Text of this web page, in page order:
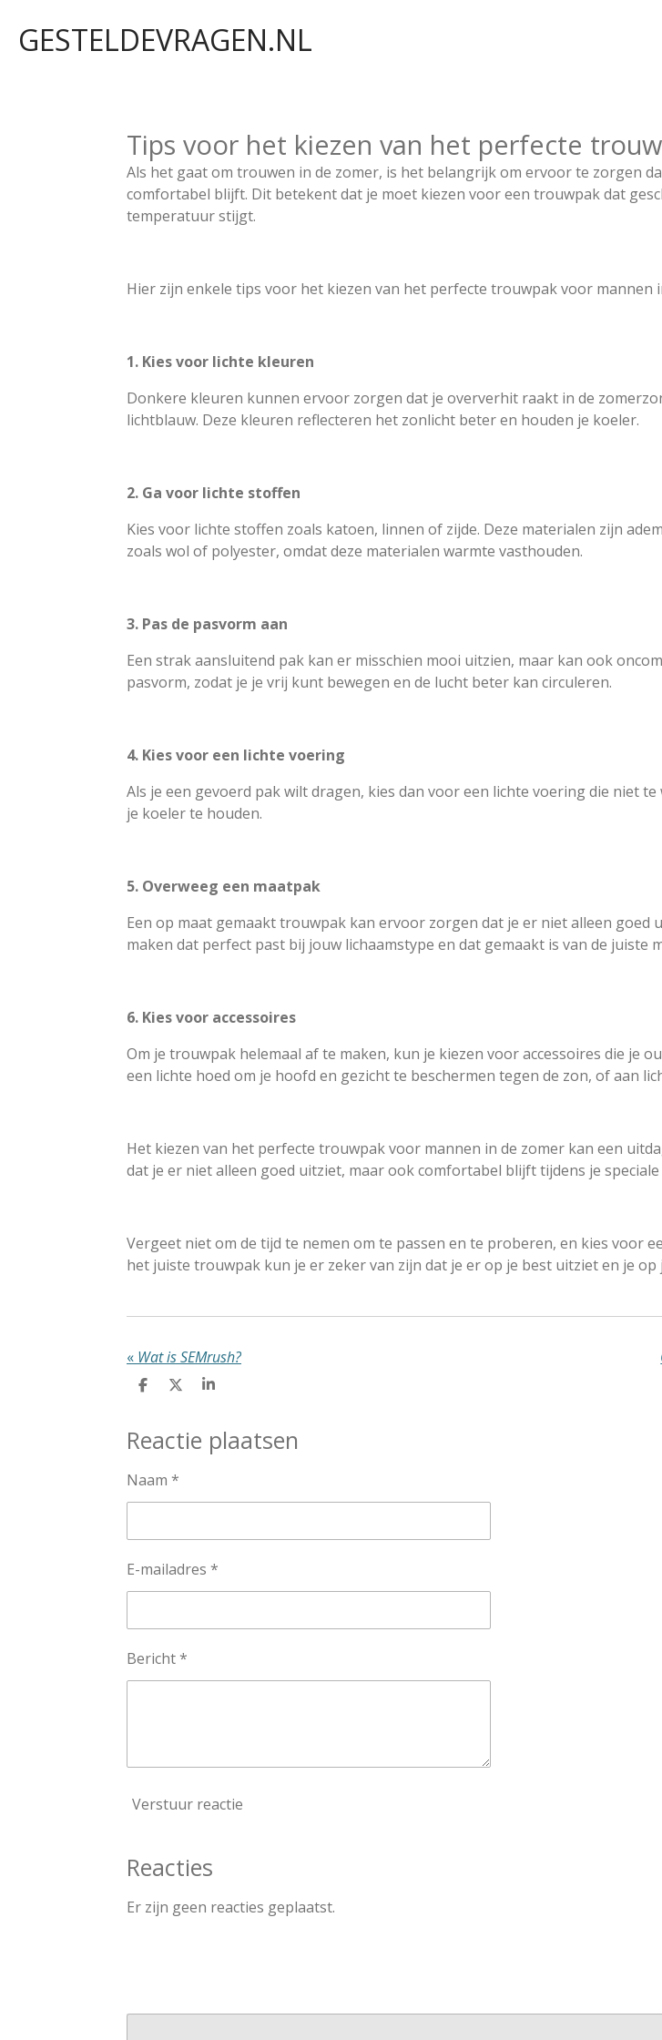
direct
GESTELDEVRAGEN.NL
Tips voor het kiezen van het perfecte
Als het gaat om trouwen in de zomer, is het belangrijk om ervoor te zorgen
comfortabel blijft. Dit betekent dat je moet kiezen voor een trouwpak dat
temperatuur stijgt.
Hier zijn enkele tips voor het kiezen van het perfecte trouwpak voor mannen
1. Kies voor lichte kleuren
Donkere kleuren kunnen ervoor zorgen dat je oververhit raakt in de
lichtblauw. Deze kleuren reflecteren het zonlicht beter en houden je koeler.
2. Ga voor lichte stoffen
Kies voor lichte stoffen zoals katoen, linnen of zijde. Deze materialen zijn
zoals wol of polyester, omdat deze materialen warmte vasthouden.
3. Pas de pasvorm aan
Een strak aansluitend pak kan er misschien mooi uitzien, maar kan ook
pasvorm, zodat je je vrij kunt bewegen en de lucht beter kan circuleren.
4. Kies voor een lichte voering
Als je een gevoerd pak wilt dragen, kies dan voor een lichte voering die niet
je koeler te houden.
5. Overweeg een maatpak
Een op maat gemaakt trouwpak kan ervoor zorgen dat je er niet alleen
maken dat perfect past bij jouw lichaamstype en dat gemaakt is van de juiste
6. Kies voor accessoires
Om je trouwpak helemaal af te maken, kun je kiezen voor accessoires die je
een lichte hoed om je hoofd en gezicht te beschermen tegen de zon, of aan
Het kiezen van het perfecte trouwpak voor mannen in de zomer kan een
dat je er niet alleen goed uitziet, maar ook comfortabel blijft tijdens je speciale
Vergeet niet om de tijd te nemen om te passen en te proberen, en kies voor
het juiste trouwpak kun je er zeker van zijn dat je er op je best uitziet en je
« Wat is SEMrush?
D
e
n
D
l
S
r
e
Reactie plaatsen
Naam *
E-mailadres *
Bericht *
Verstuur reactie
Reacties
Er zijn geen reacties geplaatst.